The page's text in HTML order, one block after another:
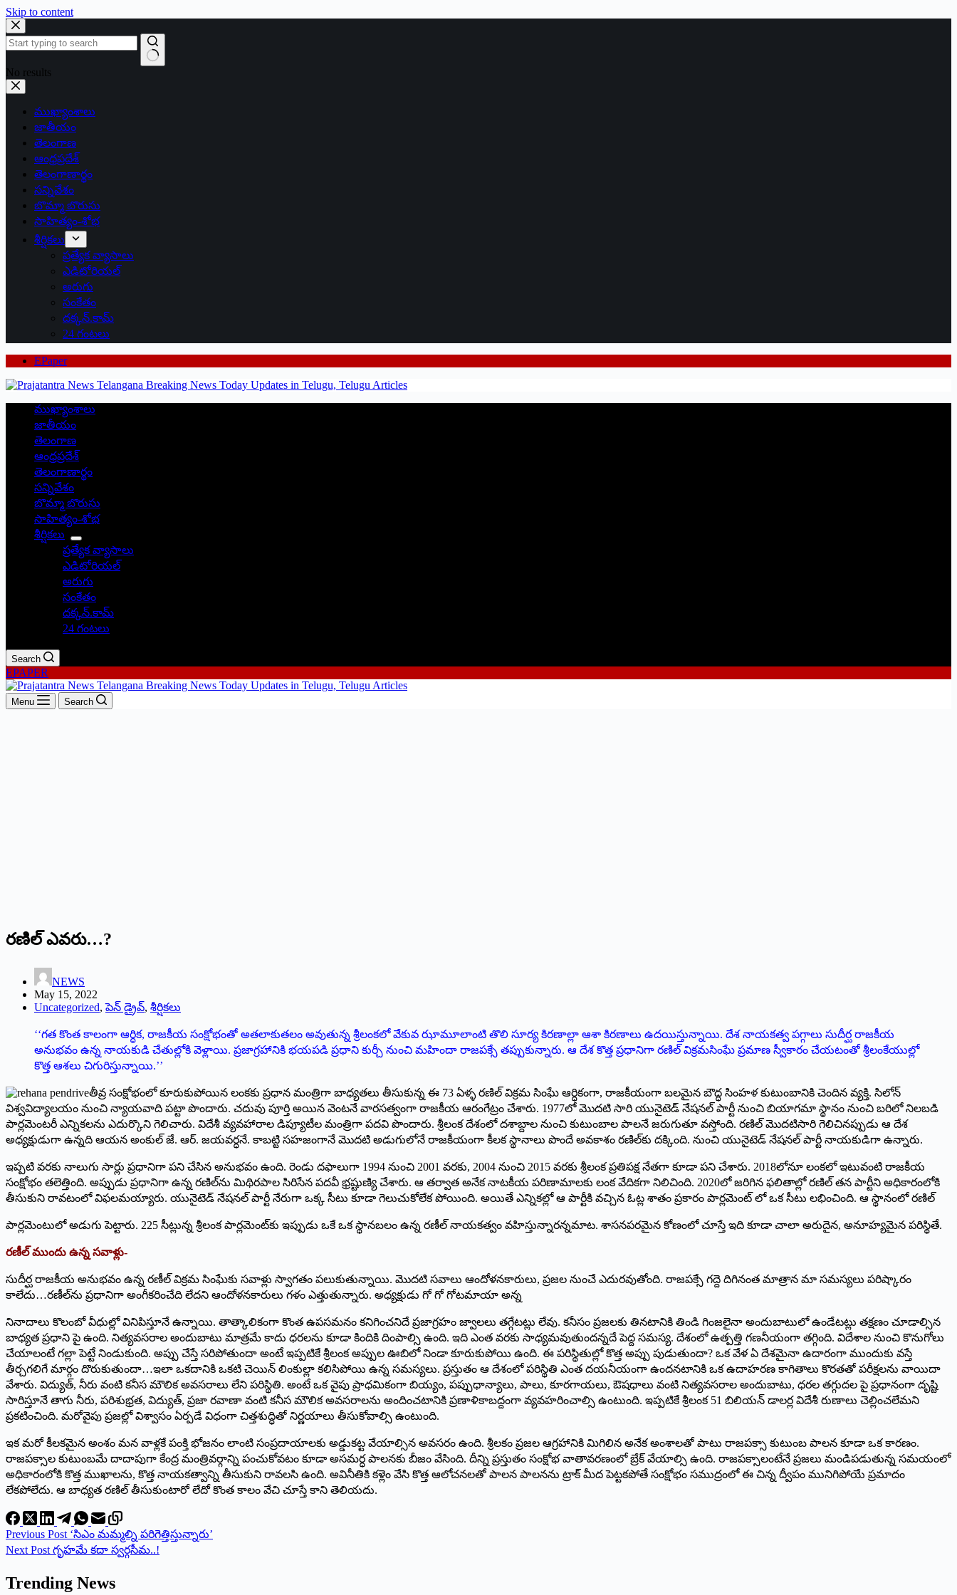
Skip to content
No results
ముఖ్యాంశాలు
జాతీయం
తెలంగాణ
ఆంధ్రప్రదేశ్
తెలంగాణార్థం
సన్నివేశం
బొమ్మా బొరుసు
సాహిత్యం-శోభ
శీర్షికలు
ప్రత్యేక వ్యాసాలు
ఎడిటోరియల్
అరుగు
సంకేతం
దక్కన్.కామ్
24 గంటలు
EPaper
ముఖ్యాంశాలు
జాతీయం
తెలంగాణ
ఆంధ్రప్రదేశ్
తెలంగాణార్థం
సన్నివేశం
బొమ్మా బొరుసు
సాహిత్యం-శోభ
శీర్షికలు
ప్రత్యేక వ్యాసాలు
ఎడిటోరియల్
అరుగు
సంకేతం
దక్కన్.కామ్
24 గంటలు
Search
EPAPER
Menu Search
రణిల్‌ ఎవరు…?
NEWS
May 15, 2022
Uncategorized,పెన్ డ్రైవ్, శీర్షికలు
‘‘‌గత కొంత కాలంగా ఆర్ధిక, రాజకీయ సంక్షోభంతో అతలాకుతలం అవుతున్న శ్రీలంకలో వేకువ ఝామూలాంటి తొలి సూర్య కిరణాల్లా ఆశా కిరణాలు ఉదయిస్తున్నాయి. దేశ నాయకత్వ పగ్గాలు సుదీర్ఘ రాజకీయ
అనుభవం ఉన్న నాయకుడి చేతుల్లోకి వెళ్లాయి. ప్రజాగ్రహానికి భయపడి ప్రధాని కుర్చీ నుంచి మహిందా రాజపక్సే తప్పుకున్నారు. ఆ దేశ కొత్త ప్రధానిగా రణిల్‌ ‌విక్రమసింఘే ప్రమాణ స్వీకారం చేయటంతో శ్రీలంకేయుల్లో
కొత్త ఆశలు చిగురిస్తున్నాయి.’’
తీవ్ర సంక్షోభంలో కూరుకుపోయిన లంకకు ప్రధాన మంత్రిగా బాధ్యతలు తీసుకున్న ఈ 73 ఏళ్ళ రణిల్‌ ‌విక్రమ సింఘే ఆర్ధికంగా, రాజకీయంగా బలమైన బౌద్ధ సింహళ కుటుంబానికి చెందిన వ్యక్తి. సిలోన్‌
‌విశ్వవిద్యాలయం నుంచి న్యాయవాది పట్టా పొందారు. చదువు పూర్తి అయిన వెంటనే వారసత్వంగా రాజకీయ ఆరంగేట్రం చేశారు. 1977లో మొదటి సారి యునైటెడ్‌ ‌నేషనల్‌ ‌పార్టీ నుంచి బియాగమా స్థానం నుంచి బరిలో నిలబడి
పార్లమెంటరీ ఎన్నికలను ఎదుర్కొని గెలిచారు. విదేశీ వ్యవహారాల డిప్యూటీల మంత్రిగా పదవి పొందారు. శ్రీలంక దేశంలో దశాబ్దాల నుంచి కుటుంబాల పాలనే జరుగుతూ వస్తోంది. రణిల్‌ ‌మొదటిసారి గెలిచినప్పుడు ఆ దేశ
అధ్యక్షుడుగా ఉన్నది ఆయన అంకుల్‌ ‌జే. ఆర్‌. ‌జయవర్ధనే. కాబట్టి సహజంగానే మొదటి అడుగులోనే రాజకీయంగా కీలక స్థానాలు పొందే అవకాశం రణిల్‌కు దక్కింది. నుంచి యునైటెడ్‌ ‌నేషనల్‌ ‌పార్టీ నాయకుడిగా ఉన్నారు.
ఇప్పటి వరకు నాలుగు సార్లు ప్రధానిగా పని చేసిన అనుభవం ఉంది. రెండు దఫాలుగా 1994 నుంచి 2001 వరకు, 2004 నుంచి 2015 వరకు శ్రీలంక ప్రతిపక్ష నేతగా కూడా పని చేశారు. 2018లోనూ లంకలో ఇటువంటి రాజకీయ
సంక్షోభం తలెత్తింది. అప్పుడు ప్రధానిగా ఉన్న రణిల్‌ను మిథిరపాల సిరిసేన పదవీ భ్రష్టుణ్యి చేశారు. ఆ తర్వాత అనేక నాటకీయ పరిణామాలకు లంక వేదికగా నిలిచింది. 2020లో జరిగిన ఫలితాల్లో రణిల్‌ ‌తన పార్టీని అధికారంలోకి
తీసుకుని రావటంలో విఫలమయ్యారు. యునైటెడ్‌ ‌నేషనల్‌ ‌పార్టీ నేరుగా ఒక్క సీటు కూడా గెలుచుకోలేక పోయింది. అయితే ఎన్నికల్లో ఆ పార్టీకి వచ్చిన ఓట్ల శాతం ప్రకారం పార్లమెంట్‌ ‌లో ఒక సీటు లభించింది. ఆ స్థానంలో రణిల్‌
‌పార్లమెంటులో అడుగు పెట్టారు. 225 సీట్లున్న శ్రీలంక పార్లమెంట్‌కు ఇప్పుడు ఒకే ఒక స్థానబలం ఉన్న రణీల్‌ ‌నాయకత్వం వహిస్తున్నారన్నమాట. శాసనపరమైన కోణంలో చూస్తే ఇది కూడా చాలా అరుదైన, అనూహ్యమైన పరిస్థితే.
రణీల్‌ ‌ముందు ఉన్న సవాళ్లు-
సుదీర్ఘ రాజకీయ అనుభవం ఉన్న రణీల్‌ ‌విక్రమ సింఘేకు సవాళ్లు స్వాగతం పలుకుతున్నాయి. మొదటి సవాలు ఆందోళనకారులు, ప్రజల నుంచే ఎదురవుతోంది. రాజపక్సే గద్దె దిగినంత మాత్రాన మా సమస్యలు పరిష్కారం
కాలేదు…రణీల్‌ను ప్రధానిగా అంగీకరించేది లేదని ఆందోళనకారులు గళం ఎత్తుతున్నారు. అధ్యక్షుడు గో గో గోటమాయా అన్న
నినాదాలు కొలంబో వీధుల్లో వినిపిస్తూనే ఉన్నాయి. తాత్కాలికంగా కొంత ఉపసమనం కనిగించనిదే ప్రజాగ్రహం జ్వాలలు తగ్గేటట్లు లేవు. కనీసం ప్రజలకు తినటానికి తిండి గింజలైనా అందుబాటులో ఉండేటట్లు తక్షణం చూడాల్సిన
బాధ్యత ప్రధాని పై ఉంది. నిత్యవసరాల అందుబాటు మాత్రమే కాదు ధరలను కూడా కిందికి దింపాల్సి ఉంది. ఇది ఎంత వరకు సాధ్యమవుతుందన్నదే పెద్ద సమస్య. దేశంలో ఉత్పత్తి గణనీయంగా తగ్గింది. విదేశాల నుంచి కొనుగోలు
చేయాలంటే గల్లా పెట్టే నిండుకుంది. అప్పు చేస్తే సరిపోతుందా అంటే ఇప్పటికే శ్రీలంక అప్పుల ఊబిలో నిండా కూరుకుపోయి ఉంది. ఈ పరిస్థితుల్లో కొత్త అప్పు పుడుతుందా? ఒక వేళ ఏ దేశమైనా ఉదారంగా ముందుకు వస్తే
తీర్చగలిగే మార్గం దొరుకుతుందా…ఇలా ఒకదానికి ఒకటి చెయిన్‌ ‌లింకుల్లా కలిసిపోయి ఉన్న సమస్యలు. ప్రస్తుతం ఆ దేశంలో పరిస్థితి ఎంత దయనీయంగా ఉందనటానికి ఒక ఉదాహరణ కాగితాలు కొరతతో పరీక్షలను వాయిదా
వేశారు. విద్యుత్‌, ‌నీరు వంటి కనీస మౌలిక అవసరాలు లేని పరిస్థితి. అంటే ఒక వైపు ప్రాధమికంగా బియ్యం, పప్పుధాన్యాలు, పాలు, కూరగాయలు, ఔషధాలు వంటి నిత్యవసరాల అందుబాటు, ధరల తగ్గుదల పై ప్రధానంగా దృష్టి
సారిస్తూనే తాగు నీరు, పరిశుభ్రత, విద్యుత్‌, ‌ప్రజా రవాణా వంటి కనీస మౌలిక అవసరాలను అందించటానికి ప్రణాళికాబద్దంగా వ్యవహరించాల్సి ఉంటుంది. ఇప్పటికే శ్రీలంక 51 బిలియన్‌ ‌డాలర్ల విదేశీ రుణాలు చెల్లించలేమని
ప్రకటించింది. మరోవైపు ప్రజల్లో విశ్వాసం ఏర్పడే విధంగా చిత్తశుద్ధితో నిర్ణయాలు తీసుకోవాల్సి ఉంటుంది.
ఇక మరో కీలకమైన అంశం మన వాళ్లకే పంక్తి భోజనం లాంటి సంప్రదాయాలకు అడ్డుకట్ట వేయాల్సిన అవసరం ఉంది. శ్రీలకం ప్రజల ఆగ్రహానికి మిగిలిన అనేక అంశాలతో పాటు రాజపక్సా కుటుంబ పాలన కూడా ఒక కారణం.
రాజపక్సాల కుటుంబమే దాదాపుగా కేంద్ర మంత్రివర్గాన్ని పంచుకోవటం కూడా అసమర్ధ పాలనకు బీజం వేసింది. దీన్ని ప్రస్తుతం సంక్షోభ వాతావరణంలో బ్రేక్‌ ‌వేయాల్సి ఉంది. రాజపక్సాలంటేనే ప్రజలు మండిపడుతున్న సమయంలో
అధికారంలోకి కొత్త ముఖాలను, కొత్త నాయకత్వాన్ని తీసుకుని రావలసి ఉంది. అవినీతికి కళ్లెం వేసి కొత్త ఆలోచనలతో పాలన పాలనను ట్రాక్‌ ‌మీద పెట్టకపోతే సంక్షోభం సముద్రంలో ఈ చిన్న ద్వీపం మునిగిపోయే ప్రమాదం
లేకపోలేదు. ఆ బాధ్యత రణిల్‌ ‌తీసుకుంటారో లేదో కొంత కాలం వేచి చూస్తే కాని తెలియదు.
Previous Post ‘‌సిఎం మమ్మల్ని పరిగెత్తిస్తున్నారు’
Next Post గృహమే కదా స్వర్గసీమ..!
Trending News